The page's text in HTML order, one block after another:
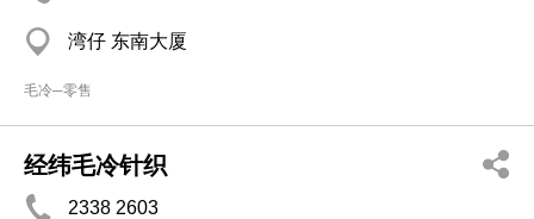
湾仔 东南大厦
毛冷─零售
经纬毛冷针织
2338 2603